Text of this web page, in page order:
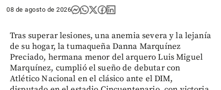
08 de agosto de 2026
Tras superar lesiones, una anemia severa y la lejanía
de su hogar, la tumaqueña Danna Marquínez
Preciado, hermana menor del arquero Luis Miguel
Marquínez, cumplió el sueño de debutar con
Atlético Nacional en el clásico ante el DIM,